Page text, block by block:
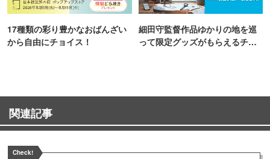
17種類の彩り豊かなおばんざい
から自由にチョイス！
細田守監督作品ゆかりの地を巡
って限定グッズがもらえるチャ
関連記事
Check!